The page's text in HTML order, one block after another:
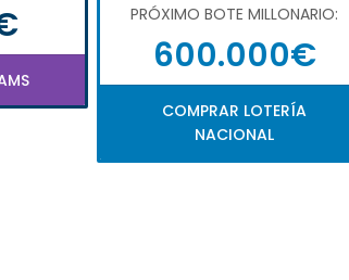
PRÓXIMO BOTE MILLONARIO:
600.000€
COMPRAR LOTERÍA
NACIONAL